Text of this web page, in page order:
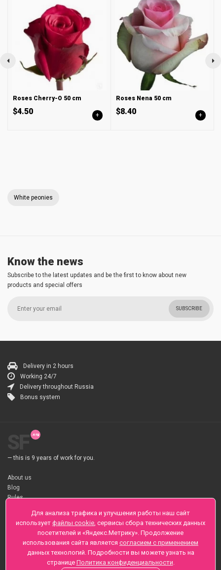
Roses Cherry-O 50 cm
$4.50 +
Roses Nena 50 сm
$8.40 +
White peonies
Know the news
Subscribe to the latest updates and be the first to know about new
products and special offers
SUBSCRIBE
Delivery in 2 hours
Working 24/7
Delivery throughout Russia
Bonus system
— this is 9 years of work for you.
About us
Blog
Rules
About flower Delivery
Payment
Telegramm
Sankt-Peterburg, Zaozernaya 6
+7 (812) 425-01-16
Questions? Call 24 hours
Для анализа трафика и улучшения работы наш сайт
использует файлы cookie, сервисы сбора технических данных
посетителей и «Яндекс.Метрику». Продолжение
использования сайта является согласием с применением
данных технологий. Подробности вы можете узнать на
странице Политика конфиденциальности.